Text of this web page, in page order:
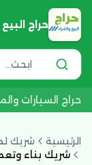
حراج
حراج السيارات
الرئيسية
شريك
شريك بناء